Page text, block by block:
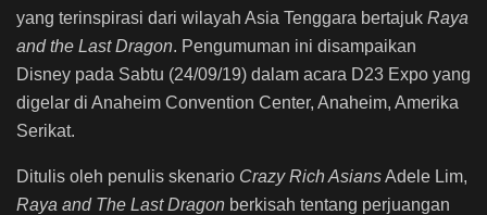
yang terinspirasi dari wilayah Asia Tenggara bertajuk Raya
and the Last Dragon. Pengumuman ini disampaikan
Disney pada Sabtu (24/09/19) dalam acara D23 Expo yang
digelar di Anaheim Convention Center, Anaheim, Amerika
Serikat.
Ditulis oleh penulis skenario Crazy Rich AsiansAdele Lim,
Raya and The Last Dragon berkisah tentang perjuangan